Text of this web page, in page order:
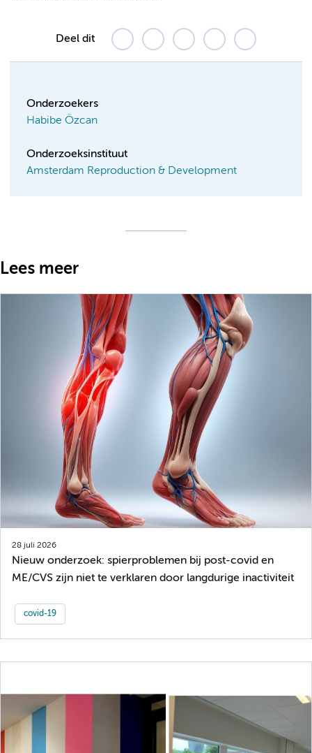
Deel dit
Onderzoekers
Habibe Özcan
Onderzoeksinstituut
Amsterdam Reproduction & Development
Lees meer
28 juli 2026
Nieuw onderzoek: spierproblemen bij post-covid en
ME/CVS zijn niet te verklaren door langdurige inactiviteit
covid-19